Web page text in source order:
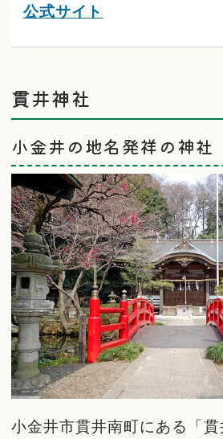
公式サイト
貫井神社
小金井の地名発祥の神社
小金井市貫井南町にある「